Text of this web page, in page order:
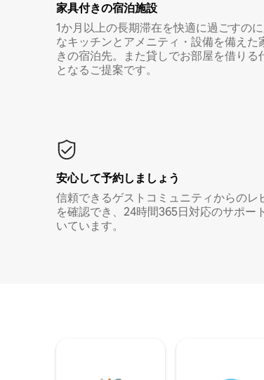
家具付き⁠の宿⁠泊⁠施⁠設
1か月以上の長期滞在を快適に過ごすの
なキッチンとアメニティ・設備を備えた
きの宿泊先。また貸しでお部屋を借りる
となるご提案です。
安心して予約しましょう
信頼できるゲストコミュニティからのレ
を確認でき、24時間365日対応のサポー
いています。